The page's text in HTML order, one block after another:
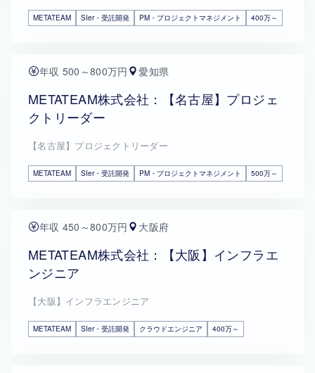
METATEAM SIer・受託開発 PM・プロジェクトマネジメント 400万～
年収 500～800万円 愛知県
METATEAM株式会社：【名古屋】プロジェ
クトリーダー
【名古屋】プロジェクトリーダー
METATEAM SIer・受託開発 PM・プロジェクトマネジメント 500万～
年収 450～800万円 大阪府
METATEAM株式会社：【大阪】インフラエ
ンジニア
【大阪】インフラエンジニア
METATEAM SIer・受託開発 クラウドエンジニア 400万～